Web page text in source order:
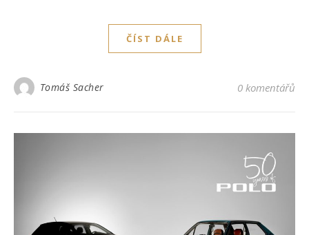
ČÍST DÁLE
Tomáš Sacher 0 komentářů